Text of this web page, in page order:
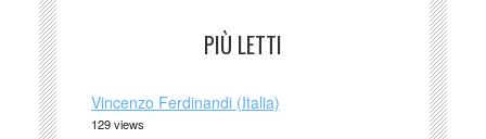
PIÙ LETTI
Vincenzo Ferdinandi (Italia)
129 views